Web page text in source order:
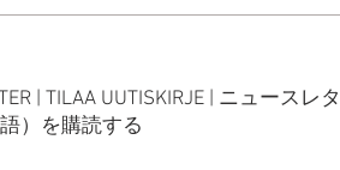
| TILAA UUTISKIRJE | ニュースレ
語）を購読する